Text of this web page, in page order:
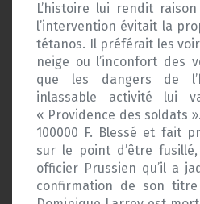
L’histoire lui rendit
l’intervention évitait la
tétanos. Il préférait les
neige ou l’inconfort des
que les dangers de
inlassable activité lui
« Providence des soldats
100000 F. Blessé et fait
sur le point d’être
officier Prussien qu’il a
confirmation de son